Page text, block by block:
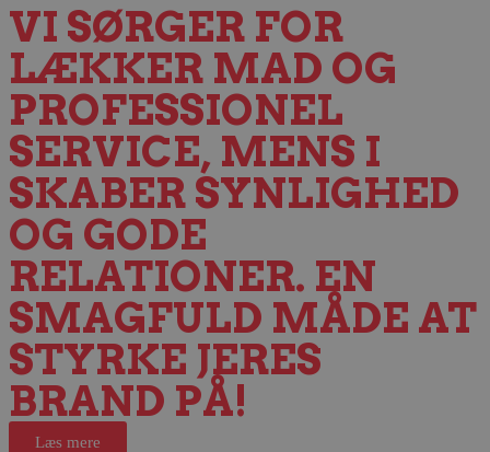
VI SØRGER FOR
LÆKKER MAD OG
PROFESSIONEL
SERVICE, MENS I
SKABER SYNLIGHED
OG GODE
RELATIONER. EN
SMAGFULD MÅDE AT
STYRKE JERES
BRAND PÅ!
Læs mere